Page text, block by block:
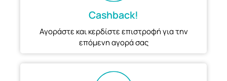
Cashback!
Αγοράστε και κερδίστε επιστροφή για την
επόμενη αγορά σας